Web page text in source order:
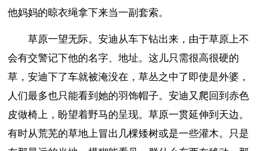
他妈妈的晾衣绳拿下来当一副套索。
草原一望无际。安迪从车下钻出来，由于草原上不
会有交警记下他的名字、地址。这儿只需很高很硬的
草，安迪下了车就被淹没在，草丛之中了即使是外婆，
人们最多也只能看到她的羽饰帽子。安迪又爬回到赤色
皮做椅上，盼望着野马的呈现。草原一贯延伸到天边。
有时从荒芜的草地上冒出几棵矮树或是一些灌木。只是